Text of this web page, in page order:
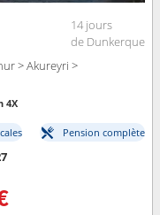
14 jours
de Dunkerque
> Akureyri >
4X
Pension complète